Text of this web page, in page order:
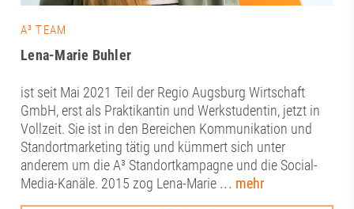
A³ TEAM
Lena-Marie Buhler
ist seit Mai 2021 Teil der Regio Augsburg Wirtschaft
GmbH, erst als Praktikantin und Werkstudentin, jetzt in
Vollzeit. Sie ist in den Bereichen Kommunikation und
Standortmarketing tätig und kümmert sich unter
anderem um die A³ Standortkampagne und die Social-
Media-Kanäle. 2015 zog Lena-Marie ... mehr